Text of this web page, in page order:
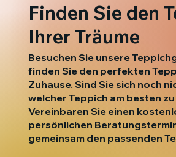
Finden Sie den
Ihrer Träume
Besuchen Sie unsere
finden Sie den perfekten
Zuhause. Sind Sie sich noch
welcher Teppich am besten
Vereinbaren Sie einen
persönlichen
gemeinsam den passenden